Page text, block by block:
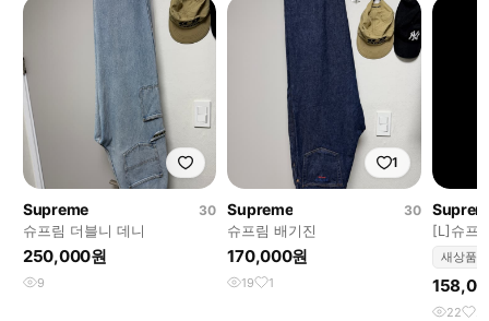
Supreme
30
슈프림 더블니 데니
250,000원
9
1
Supreme
30
슈프림 배기진
170,000원
19 1
[L]슈프
츠 라이
새상품
22 2